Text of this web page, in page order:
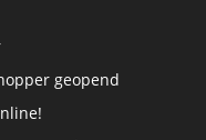
geopend